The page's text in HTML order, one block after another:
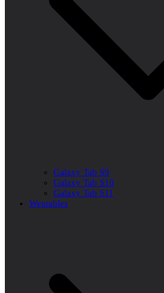
Galaxy Tab S9
Galaxy Tab S10
Galaxy Tab S11
Wearables